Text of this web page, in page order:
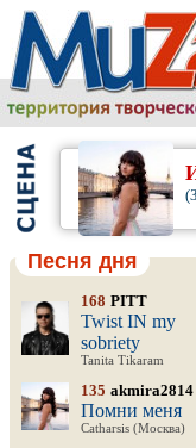
Песня дня
168 PITT
Twist IN my
sobriety
Tanita Tikaram
135 akmira2814
Помни меня
Catharsis (Москва)